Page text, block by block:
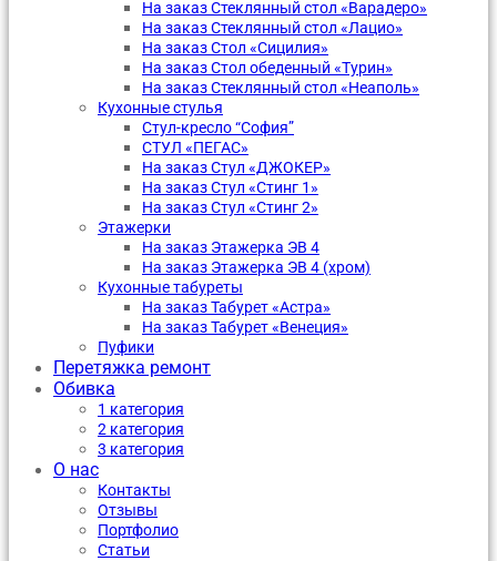
На заказ Стеклянный стол «Варадеро»
На заказ Стеклянный стол «Лацио»
На заказ Стол «Сицилия»
На заказ Стол обеденный «Турин»
На заказ Стеклянный стол «Неаполь»
Кухонные стулья
Стул-кресло “София”
CТУЛ «ПЕГАС»
На заказ Стул «ДЖОКЕР»
На заказ Стул «Стинг 1»
На заказ Стул «Стинг 2»
Этажерки
На заказ Этажерка ЭВ 4
На заказ Этажерка ЭВ 4 (хром)
Кухонные табуреты
На заказ Табурет «Астра»
На заказ Табурет «Венеция»
Пуфики
Перетяжка ремонт
Обивка
1 категория
2 категория
3 категория
О нас
Контакты
Отзывы
Портфолио
Статьи